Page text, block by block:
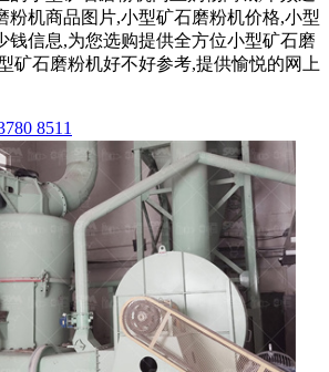
粉机商品图片,小型矿石磨粉机价格,小型
钱信息,为您选购提供全方位小型矿石磨
矿石磨粉机好不好参考,提供愉悦的网上
8511